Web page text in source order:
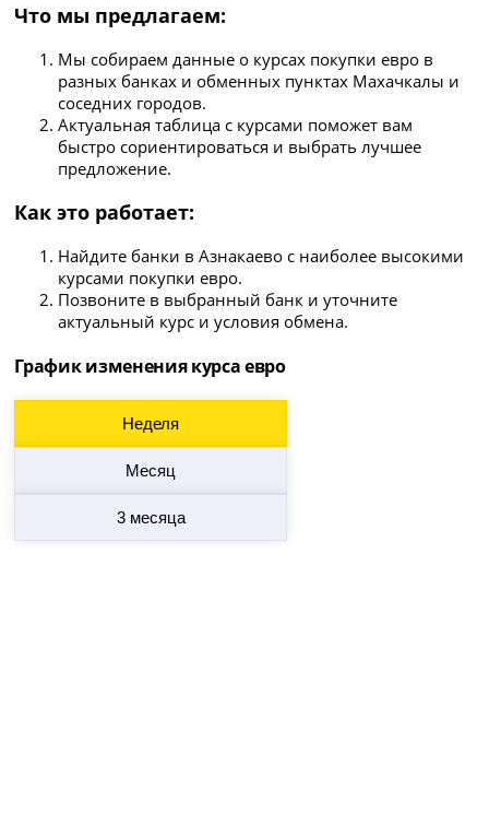
Что мы предлагаем:
Мы собираем данные о курсах покупки евро в
разных банках и обменных пунктах Махачкалы и
соседних городов.
Актуальная таблица с курсами поможет вам
быстро сориентироваться и выбрать лучшее
предложение.
Как это работает:
Найдите банки в Азнакаево с наиболее высокими
курсами покупки евро.
Позвоните в выбранный банк и уточните
актуальный курс и условия обмена.
График изменения курса евро
Неделя
Месяц
3 месяца